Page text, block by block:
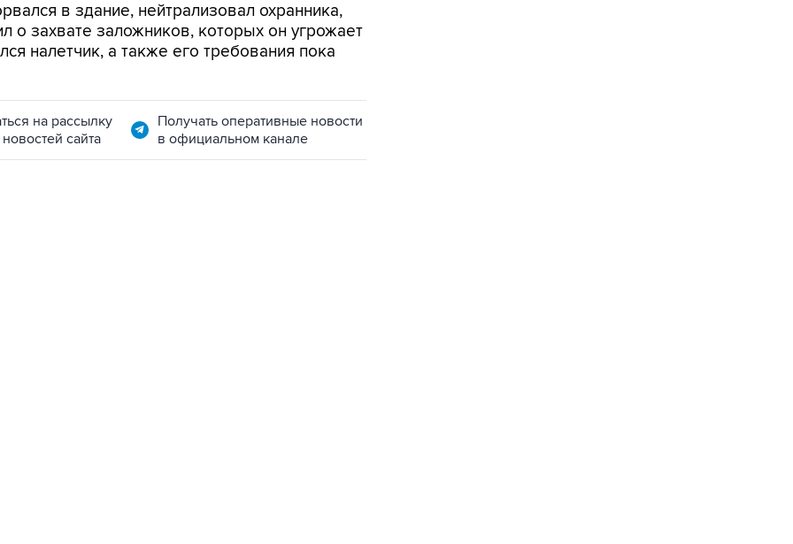
в здание, нейтрализовал охранника,
о захвате заложников, которых он угрожает
налетчик, а также его требования пока
на рассылку
сайта
Получать оперативные новости
в официальном канале